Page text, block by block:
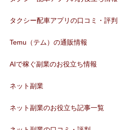
タクシー配車アプリの口コミ・評判
Temu（テム）の通販情報
AIで稼ぐ副業のお役立ち情報
ネット副業
ネット副業のお役立ち記事一覧